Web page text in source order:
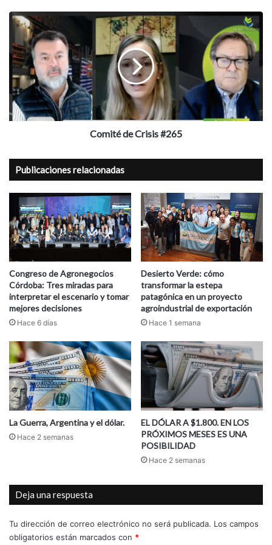
Comité
Crisis
#265
Comité de Crisis #265
Publicaciones relacionadas
Congreso de Agronegocios
Córdoba: Tres miradas para
interpretar el escenario y tomar
mejores decisiones
Hace 6 días
Desierto Verde: cómo
transformar la estepa
patagónica en un proyecto
agroindustrial de exportación
Hace 1 semana
La Guerra, Argentina y el dólar.
Hace 2 semanas
EL DÓLAR A $1.800. EN LOS
PRÓXIMOS MESES ES UNA
POSIBILIDAD
Hace 2 semanas
Deja una respuesta
Tu dirección de correo electrónico no será publicada. Los campos
obligatorios están marcados con *